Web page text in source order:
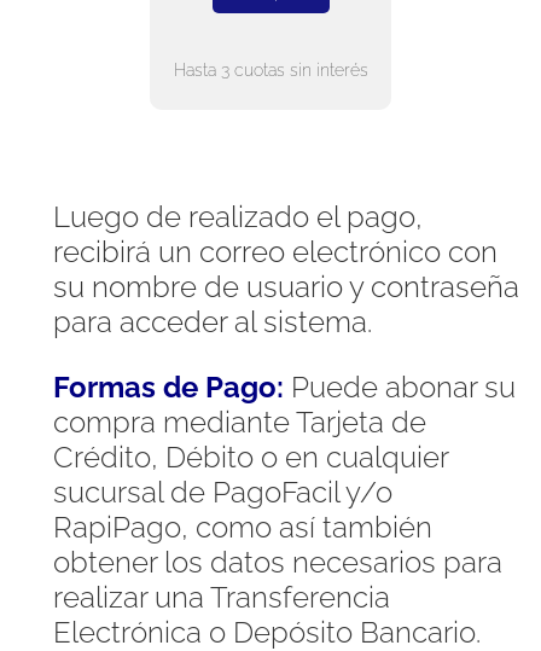
Hasta 3 cuotas sin interés
Luego de realizado el pago,
recibirá un correo electrónico con
su nombre de usuario y contraseña
para acceder al sistema.
Formas de Pago: Puede abonar su
compra mediante Tarjeta de
Crédito, Débito o en cualquier
sucursal de PagoFacil y/o
RapiPago, como así también
obtener los datos necesarios para
realizar una Transferencia
Electrónica o Depósito Bancario.